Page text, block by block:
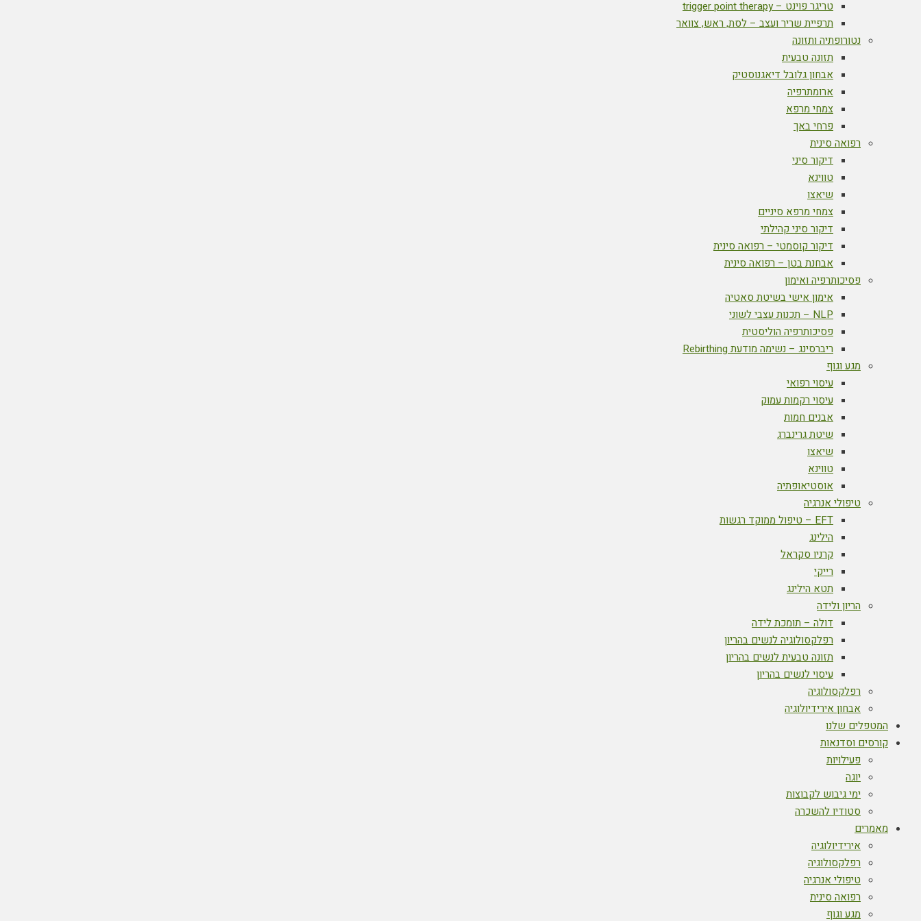
טריגר פוינט – trigger point therapy
תרפיית שריר ועצב – לסת, ראש, צוואר
נטורופתיה ותזונה
תזונה טבעית
אבחון גלובל דיאגנוסטיק
ארומתרפיה
צמחי מרפא
פרחי באך
רפואה סינית
דיקור סיני
טווינא
שיאצו
צמחי מרפא סיניים
דיקור סיני קהילתי
דיקור קוסמטי – רפואה סינית
אבחנת בטן – רפואה סינית
פסיכותרפיה ואימון
אימון אישי בשיטת סאטיה
NLP – תכנות עצבי לשוני
פסיכותרפיה הוליסטית
ריברסינג – נשימה מודעת Rebirthing
מגע וגוף
עיסוי רפואי
עיסוי רקמות עמוק
אבנים חמות
שיטת גרינברג
שיאצו
טווינא
אוסטיאופתיה
טיפולי אנרגיה
EFT – טיפול ממוקד רגשות
הילינג
קרניו סקראל
רייקי
תטא הילינג
הריון ולידה
דולה – תומכת לידה
רפלקסולוגיה לנשים בהריון
תזונה טבעית לנשים בהריון
עיסוי לנשים בהריון
רפלקסולוגיה
אבחון אירידיולוגיה
המטפלים שלנו
קורסים וסדנאות
פעילויות
יוגה
ימי גיבוש לקבוצות
סטודיו להשכרה
מאמרים
אירידיולוגיה
רפלקסולוגיה
טיפולי אנרגיה
רפואה סינית
מגע וגוף